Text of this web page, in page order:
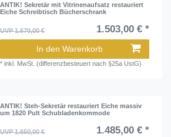
ANTIK! Sekretär mit Vitrinenaufsatz restauriert
Eiche Schreibtisch Bücherschrank
UVP 1.670,00 € 1.503,00 € *
In den Warenkorb
*inkl. MwSt. (differenzbesteuert nach §25a UstG)
ANTIK! Steh-Sekretär restauriert Eiche massiv
um 1820 Pult Schubladenkommode
UVP 1.650,00 € 1.485,00 € *